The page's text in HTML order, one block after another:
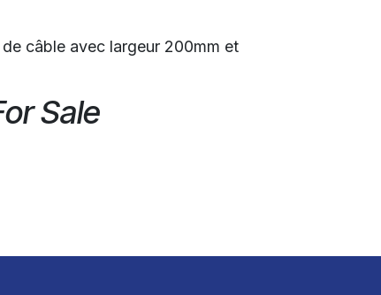
câble avec largeur 200mm et
Sale